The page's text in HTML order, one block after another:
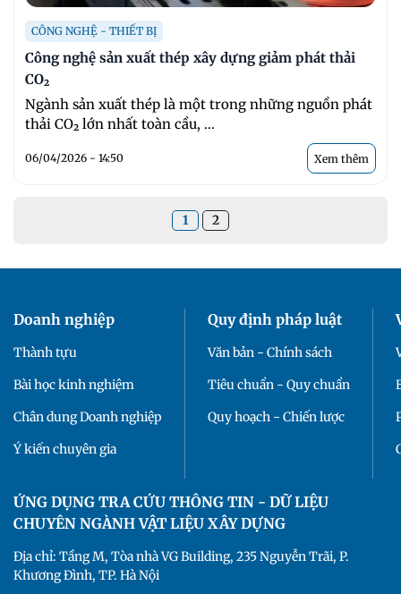
CÔNG NGHỆ - THIẾT BỊ
Công nghệ sản xuất thép xây dựng giảm phát thải
CO₂
Ngành sản xuất thép là một trong những nguồn phát
thải CO₂ lớn nhất toàn cầu, ...
06/04/2026 - 14:50 Xem thêm
1 2
Doanh nghiệp
Thành tựu
Bài học kinh nghiệm
Chân dung Doanh nghiệp
Ý kiến chuyên gia
Quy định pháp luật
Văn bản - Chính sách
Tiêu chuẩn - Quy chuẩn
Quy hoạch - Chiến lược
ỨNG DỤNG TRA CỨU THÔNG TIN - DỮ LIỆU
CHUYÊN NGÀNH VẬT LIỆU XÂY DỰNG
Địa chỉ: Tầng M, Tòa nhà VG Building, 235 Nguyễn Trãi, P.
Khương Đình, TP. Hà Nội